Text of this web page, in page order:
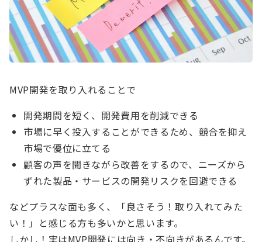
MVP開発を取り入れることで
開発期間を短く、開発費用を削減できる
市場に早く投入することができるため、競合を抑え
市場で優位に立てる
顧客の声を聞きながら改善をするので、ニーズから
ずれた製品・サービスの開発リスクを回避できる
などプラスな面も多く、「良さそう！取り入れてみた
い！」と感じる方も多いかと思います。
しかし！実はMVP開発には向き・不向きがあるんです。